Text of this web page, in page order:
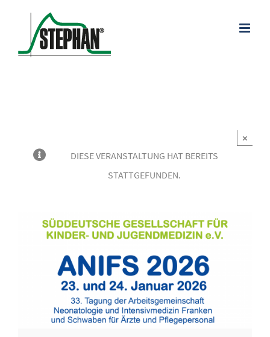
springen
DIESE VERANSTALTUNG HAT BEREITS
STATTGEFUNDEN.
×